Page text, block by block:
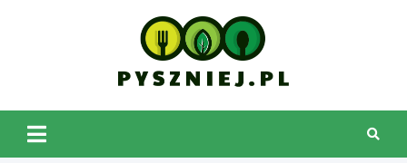
pyszniej.pl